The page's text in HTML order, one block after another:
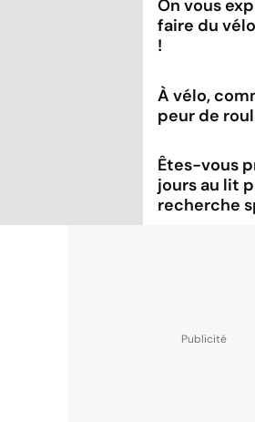
On vous
faire du
!
À vélo,
peur de
Êtes-vous
jours au lit
recherche